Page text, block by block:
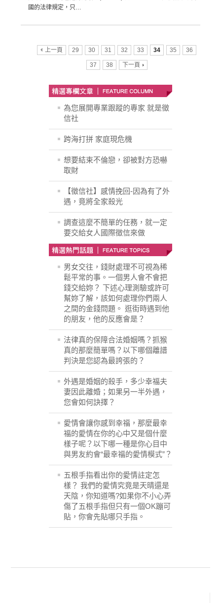
國的法律規定，只…
上一頁 29 30 31 32 33 34 35 36
37 38 下一頁
為您展開專業跟蹤的專家 就是徵
信社
跨海打拼 家庭現危機
想要結束不倫戀，卻被對方恐嚇
取財
【徵信社】感情挽回-因為有了外
遇，竟將全家殺光
調查這麼不簡單的任務，就一定
要交給女人國際徵信來做
男女交往，錢財處理不可視為稀
鬆平常的事。一個男人會不會把
錢交給妳？ 下述心理測驗或許可
幫妳了解，該如何處理你們兩人
之間的金錢問題。 逛街時遇到他
的朋友，他的反應會是？
法律真的保障合法婚姻嗎？抓猴
真的那麼簡單嗎？以下哪個離譜
判決是您認為最誇張的？
外遇是婚姻的殺手，多少幸福夫
妻因此離婚；如果另一半外遇，
您會如何訣擇？
愛情會讓你感到幸福，那麼最幸
福的愛情在你的心中又是個什麼
樣子呢？以下哪一種是你心目中
與男友約會“最幸福的愛情模式”？
五根手指看出你的愛情註定怎
樣？ 我們的愛情究竟是天晴還是
天陰，你知道嗎?如果你不小心弄
傷了五根手指但只有一個OK蹦可
貼，你會先貼哪只手指。